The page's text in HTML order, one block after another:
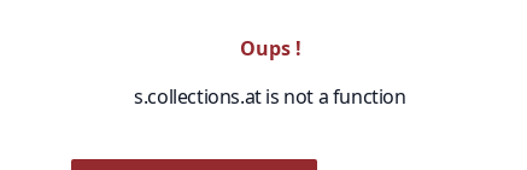
Oups !
s.collections.at is not a function